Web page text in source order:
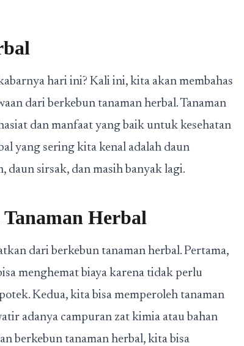
hari ini? Kali ini, kita akan membahas
dari berkebun tanaman herbal. Tanaman
dan manfaat yang baik untuk kesehatan
yang sering kita kenal adalah daun
daun sirsak, dan masih banyak lagi.
Herbal
dari berkebun tanaman herbal. Pertama,
menghemat biaya karena tidak perlu
Kedua, kita bisa memperoleh tanaman
adanya campuran zat kimia atau bahan
berkebun tanaman herbal, kita bisa